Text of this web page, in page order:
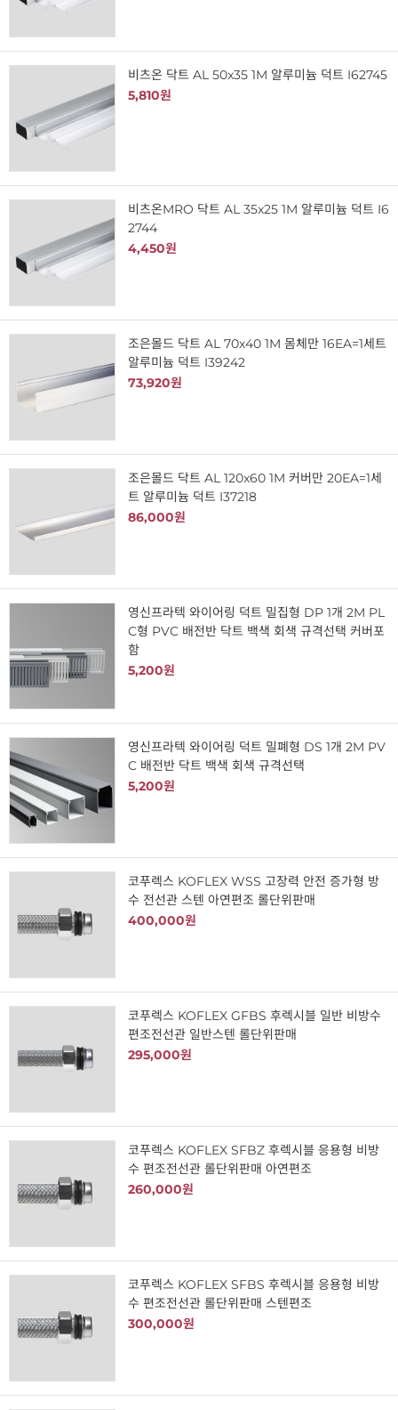
비츠온 닥트 AL 50x35 1M 알루미늄 덕트 I62745
5,810원
비츠온MRO 닥트 AL 35x25 1M 알루미늄 덕트 I6
2744
4,450원
조은몰드 닥트 AL 70x40 1M 몸체만 16EA=1세트
알루미늄 덕트 I39242
73,920원
조은몰드 닥트 AL 120x60 1M 커버만 20EA=1세
트 알루미늄 덕트 I37218
86,000원
영신프라텍 와이어링 덕트 밀집형 DP 1개 2M PL
C형 PVC 배전반 닥트 백색 회색 규격선택 커버포
함
5,200원
영신프라텍 와이어링 덕트 밀폐형 DS 1개 2M PV
C 배전반 닥트 백색 회색 규격선택
5,200원
코푸렉스 KOFLEX WSS 고장력 안전 증가형 방
수 전선관 스텐 아연편조 롤단위판매
400,000원
코푸렉스 KOFLEX GFBS 후렉시블 일반 비방수
편조전선관 일반스텐 롤단위판매
295,000원
코푸렉스 KOFLEX SFBZ 후렉시블 응용형 비방
수 편조전선관 롤단위판매 아연편조
260,000원
코푸렉스 KOFLEX SFBS 후렉시블 응용형 비방
수 편조전선관 롤단위판매 스텐편조
300,000원